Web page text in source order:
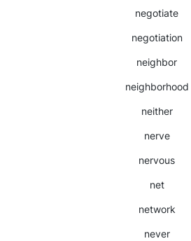
negotiate
negotiation
neighbor
neighborhood
neither
nerve
nervous
net
network
never